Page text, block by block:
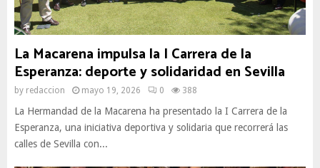
La Macarena impulsa la I Carrera de la
Esperanza: deporte y solidaridad en Sevilla
by redaccion mayo 19, 2026 0 388
La Hermandad de la Macarena ha presentado la I Carrera de la
Esperanza, una iniciativa deportiva y solidaria que recorrerá las
calles de Sevilla con...